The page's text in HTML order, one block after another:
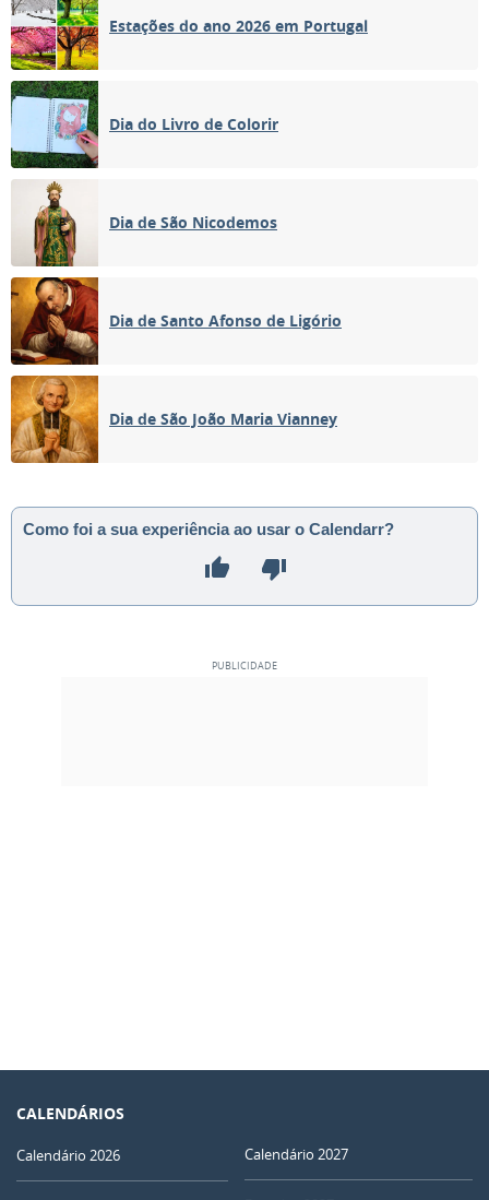
Estações do ano 2026 em Portugal
Dia do Livro de Colorir
Dia de São Nicodemos
Dia de Santo Afonso de Ligório
Dia de São João Maria Vianney
Como foi a sua experiência ao usar o Calendarr?
CALENDÁRIOS
Calendário 2026 Calendário 2027